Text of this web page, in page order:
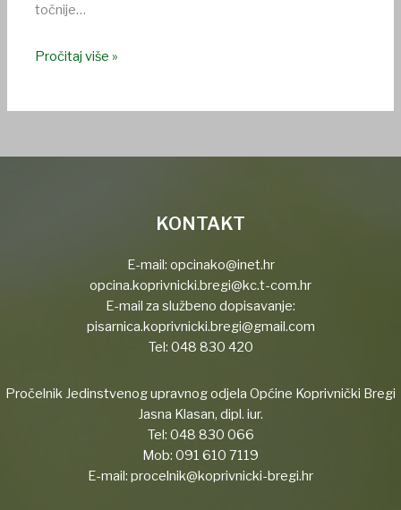
točnije…
Pročitaj više »
KONTAKT
E-mail: opcinako@inet.hr
opcina.koprivnicki.bregi@kc.t-com.hr
E-mail za službeno dopisavanje:
pisarnica.koprivnicki.bregi@gmail.com
Tel: 048 830 420
Pročelnik Jedinstvenog upravnog odjela Općine Koprivnički Bregi
Jasna Klasan, dipl. iur.
Tel: 048 830 066
Mob: 091 610 7119
E-mail: procelnik@koprivnicki-bregi.hr